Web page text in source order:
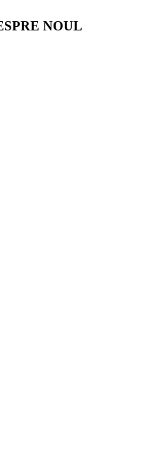
NOUL